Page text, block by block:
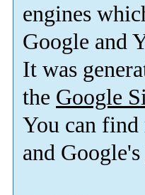
engines
Google and
It was
the Google
You can
and Google's